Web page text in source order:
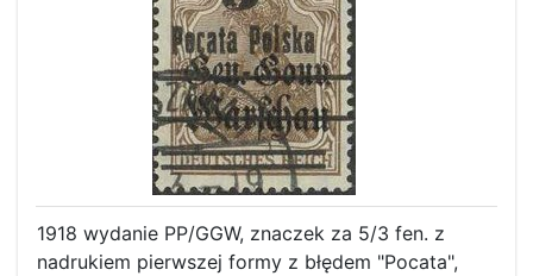
1918 wydanie PP/GGW, znaczek za 5/3 fen. z
nadrukiem pierwszej formy z błędem "Pocata",